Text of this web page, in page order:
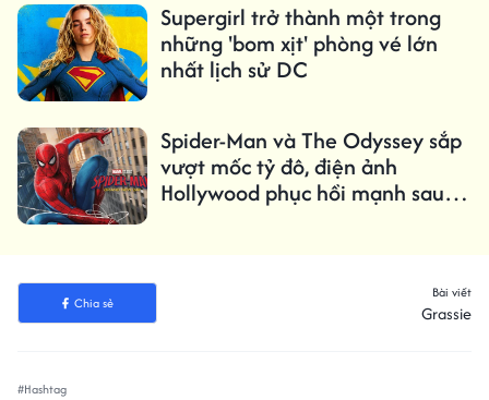
Supergirl trở thành một trong
những 'bom xịt' phòng vé lớn
nhất lịch sử DC
Spider-Man và The Odyssey sắp
vượt mốc tỷ đô, điện ảnh
Hollywood phục hồi mạnh sau
Chia sẻ
Bài viết
Grassie
#Hashtag